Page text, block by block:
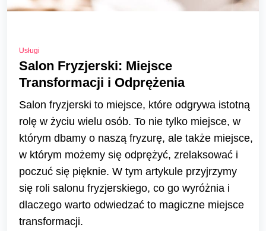
Usługi
Salon Fryzjerski: Miejsce
Transformacji i Odprężenia
Salon fryzjerski to miejsce, które odgrywa istotną
rolę w życiu wielu osób. To nie tylko miejsce, w
którym dbamy o naszą fryzurę, ale także miejsce,
w którym możemy się odprężyć, zrelaksować i
poczuć się pięknie. W tym artykule przyjrzymy
się roli salonu fryzjerskiego, co go wyróżnia i
dlaczego warto odwiedzać to magiczne miejsce
transformacji.